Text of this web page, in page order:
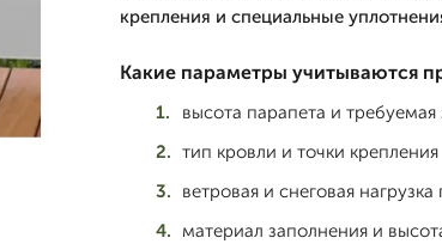
крепления и специальные
Какие параметры учитываются
высота парапета и
тип кровли и точки крепления
ветровая и снеговая
материал заполнения и